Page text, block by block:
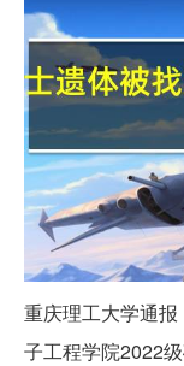
重庆理工大学通
子工程学院2022